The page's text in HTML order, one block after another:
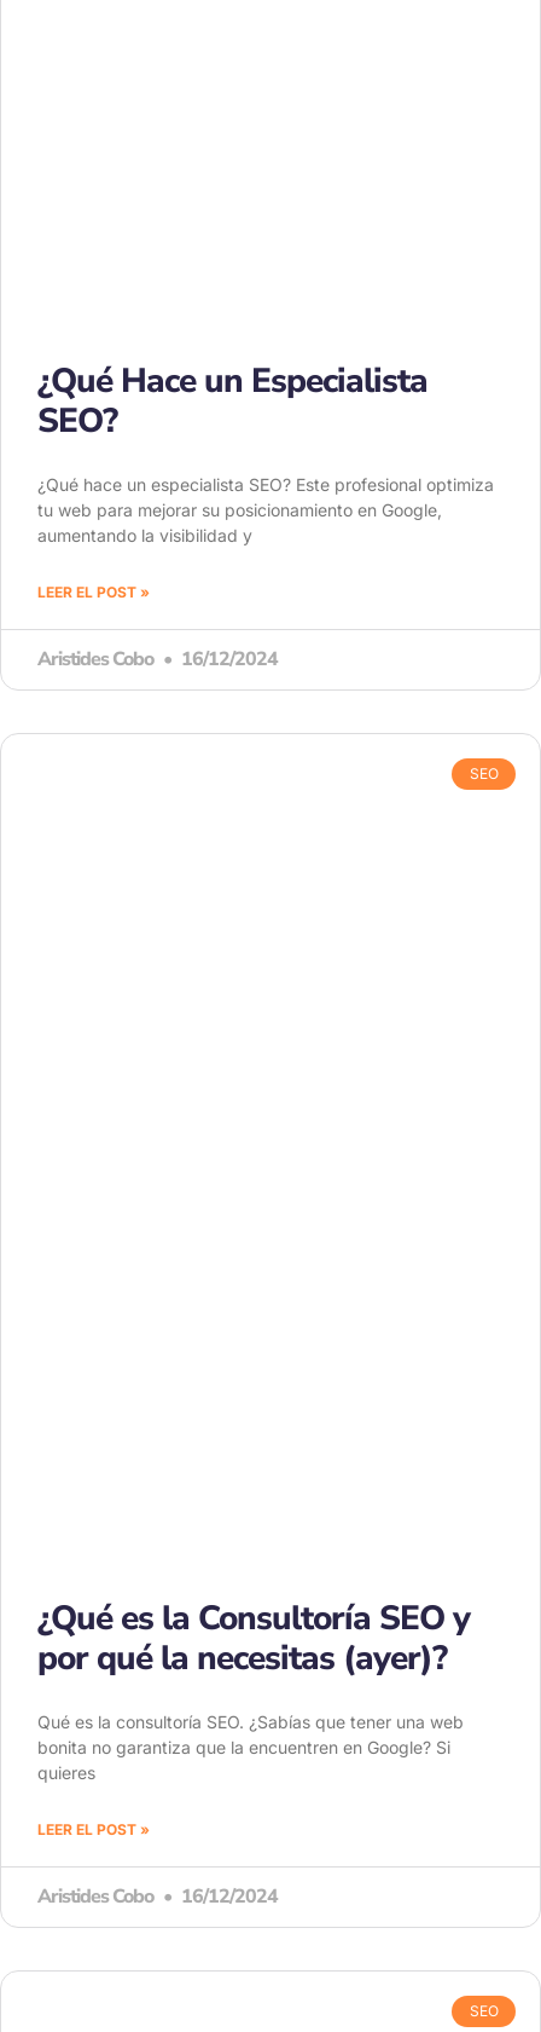
¿Qué Hace un Especialista
SEO?
¿Qué hace un especialista SEO? Este profesional optimiza
tu web para mejorar su posicionamiento en Google,
aumentando la visibilidad y
LEER EL POST »
Aristides Cobo 16/12/2024
SEO
¿Qué es la Consultoría SEO y
por qué la necesitas (ayer)?
Qué es la consultoría SEO. ¿Sabías que tener una web
bonita no garantiza que la encuentren en Google? Si
quieres
LEER EL POST »
Aristides Cobo 16/12/2024
SEO